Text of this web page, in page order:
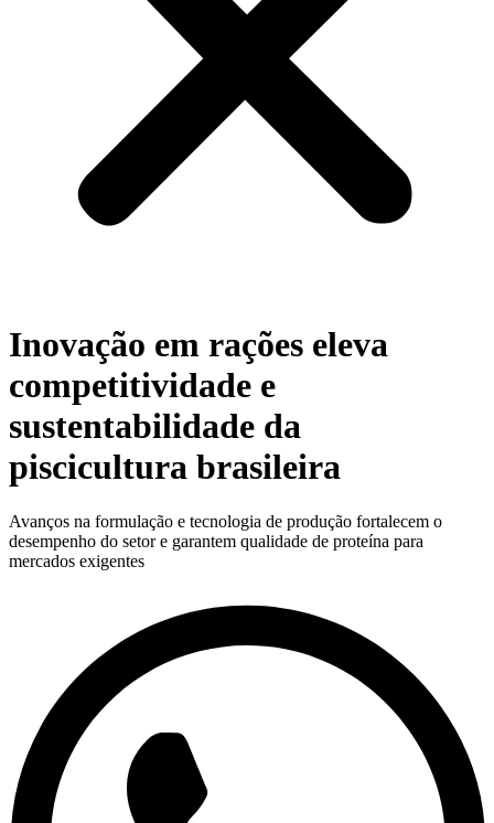
Inovação em rações eleva
competitividade e
sustentabilidade da
piscicultura brasileira
Avanços na formulação e tecnologia de produção fortalecem o
desempenho do setor e garantem qualidade de proteína para
mercados exigentes